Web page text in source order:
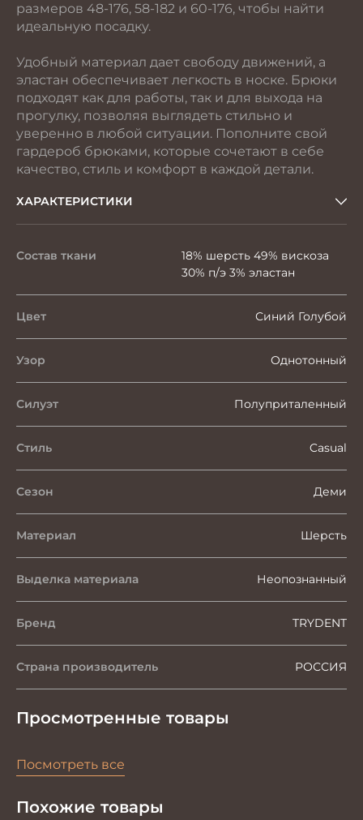
размеров 48-176, 58-182 и 60-176, чтобы найти
идеальную посадку.
Удобный материал дает свободу движений, а
эластан обеспечивает легкость в носке. Брюки
подходят как для работы, так и для выхода на
прогулку, позволяя выглядеть стильно и
уверенно в любой ситуации. Пополните свой
гардероб брюками, которые сочетают в себе
качество, стиль и комфорт в каждой детали.
ХАРАКТЕРИСТИКИ
Состав ткани
18% шерсть 49% вискоза
30% п/э 3% эластан
Цвет Синий Голубой
Узор Однотонный
Силуэт Полуприталенный
Стиль Casual
Сезон Деми
Материал Шерсть
Выделка материала Неопознанный
Бренд TRYDENT
Страна производитель РОССИЯ
Просмотренные товары
Посмотреть все
Похожие товары